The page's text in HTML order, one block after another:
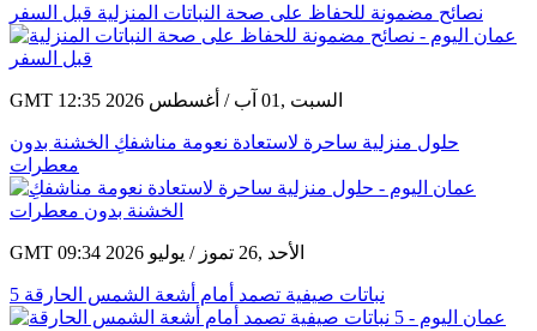
نصائح مضمونة للحفاظ على صحة النباتات المنزلية قبل السفر
GMT 12:35 2026 السبت ,01 آب / أغسطس
حلول منزلية ساحرة لاستعادة نعومة مناشفكِ الخشنة بدون
معطرات
GMT 09:34 2026 الأحد ,26 تموز / يوليو
5 نباتات صيفية تصمد أمام أشعة الشمس الحارقة